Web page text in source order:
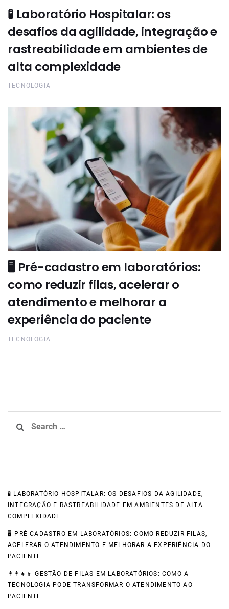
🧪 Laboratório Hospitalar: os
desafios da agilidade, integração e
rastreabilidade em ambientes de
alta complexidade
TECNOLOGIA
🖥️ Pré-cadastro em laboratórios:
como reduzir filas, acelerar o
atendimento e melhorar a
experiência do paciente
TECNOLOGIA
🧪 LABORATÓRIO HOSPITALAR: OS DESAFIOS DA AGILIDADE,
INTEGRAÇÃO E RASTREABILIDADE EM AMBIENTES DE ALTA
COMPLEXIDADE
🖥️ PRÉ-CADASTRO EM LABORATÓRIOS: COMO REDUZIR FILAS,
ACELERAR O ATENDIMENTO E MELHORAR A EXPERIÊNCIA DO
PACIENTE
👩‍👩‍👧‍👦 GESTÃO DE FILAS EM LABORATÓRIOS: COMO A
TECNOLOGIA PODE TRANSFORMAR O ATENDIMENTO AO
PACIENTE